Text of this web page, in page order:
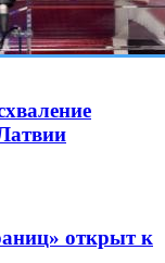
открыт к